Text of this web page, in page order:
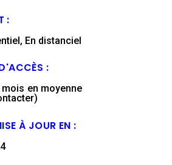
:
En distanciel
:
mois en moyenne
À JOUR EN :